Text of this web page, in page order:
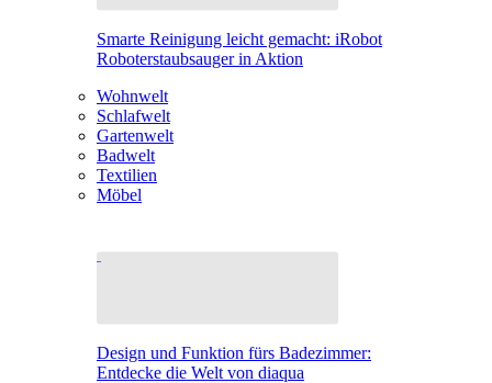
Smarte Reinigung leicht gemacht: iRobot
Roboterstaubsauger in Aktion
Wohnwelt
Schlafwelt
Gartenwelt
Badwelt
Textilien
Möbel
Design und Funktion fürs Badezimmer:
Entdecke die Welt von diaqua